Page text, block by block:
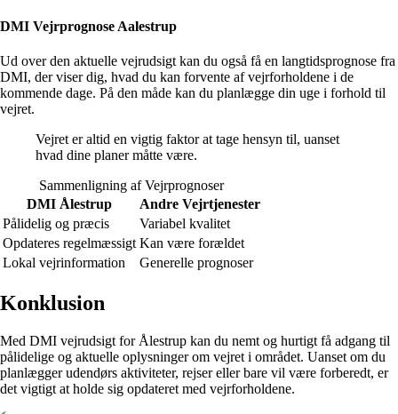
DMI Vejrprognose Aalestrup
Ud over den aktuelle vejrudsigt kan du også få en langtidsprognose fra
DMI, der viser dig, hvad du kan forvente af vejrforholdene i de
kommende dage. På den måde kan du planlægge din uge i forhold til
vejret.
Vejret er altid en vigtig faktor at tage hensyn til, uanset
hvad dine planer måtte være.
Sammenligning af Vejrprognoser
DMI Ålestrup
Andre Vejrtjenester
Pålidelig og præcis
Variabel kvalitet
Opdateres regelmæssigt Kan være forældet
Lokal vejrinformation
Generelle prognoser
Konklusion
Med DMI vejrudsigt for Ålestrup kan du nemt og hurtigt få adgang til
pålidelige og aktuelle oplysninger om vejret i området. Uanset om du
planlægger udendørs aktiviteter, rejser eller bare vil være forberedt, er
det vigtigt at holde sig opdateret med vejrforholdene.